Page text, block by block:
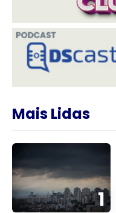
Mais Lidas
1